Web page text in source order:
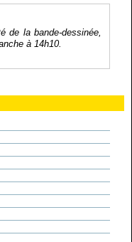
de la bande-dessinée,
à 14h10.